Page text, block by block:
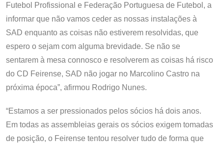
Futebol Profissional e Federação Portuguesa de Futebol, a
informar que não vamos ceder as nossas instalações à
SAD enquanto as coisas não estiverem resolvidas, que
espero o sejam com alguma brevidade. Se não se
sentarem à mesa connosco e resolverem as coisas há risco
do CD Feirense, SAD não jogar no Marcolino Castro na
próxima época”, afirmou Rodrigo Nunes.
“Estamos a ser pressionados pelos sócios há dois anos.
Em todas as assembleias gerais os sócios exigem tomadas
de posição, o Feirense tentou resolver tudo de forma que